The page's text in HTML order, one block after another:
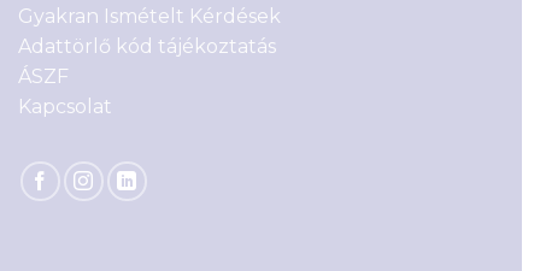
Gyakran Ismételt Kérdések
Adattörlő kód tájékoztatás
ÁSZF
Kapcsolat